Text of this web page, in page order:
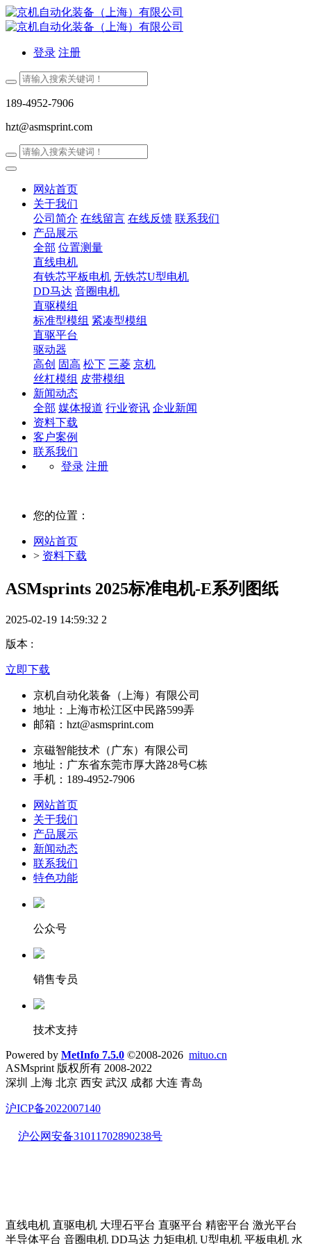
登录 注册
189-4952-7906
hzt@asmsprint.com
网站首页
关于我们
公司简介 在线留言 在线反馈 联系我们
产品展示
全部 位置测量
直线电机
有铁芯平板电机 无铁芯U型电机
DD马达 音圈电机
直驱模组
标准型模组 紧凑型模组
直驱平台
驱动器
高创 固高 松下 三菱 京机
丝杠模组 皮带模组
新闻动态
全部 媒体报道 行业资讯 企业新闻
资料下载
客户案例
联系我们
登录 注册
您的位置：
网站首页
> 资料下载
ASMsprints 2025标准电机-E系列图纸
2025-02-19 14:59:32 2
版本 :
立即下载
京机自动化装备（上海）有限公司
地址：上海市松江区中民路599弄
邮箱：hzt@asmsprint.com
京磁智能技术（广东）有限公司
地址：广东省东莞市厚大路28号C栋
手机：189-4952-7906
网站首页
关于我们
产品展示
新闻动态
联系我们
特色功能
公众号
销售专员
技术支持
Powered by MetInfo 7.5.0 ©2008-2026 mituo.cn
ASMsprint 版权所有 2008-2022
深圳 上海 北京 西安 武汉 成都 大连 青岛
沪ICP备2022007140
沪公网安备31011702890238号
直线电机 直驱电机 大理石平台 直驱平台 精密平台 激光平台
半导体平台 音圈电机 DD马达 力矩电机 U型电机 平板电机 水